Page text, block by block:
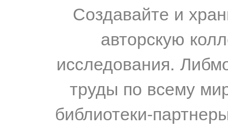
Создавайте и
авторскую
исследования.
труды по всему
библиотеки-